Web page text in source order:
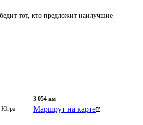
тот, кто предложит наилучшие
Югра
3 054 км
Маршрут на карте